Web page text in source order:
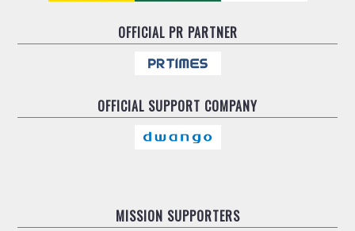
OFFICIALPR PARTNER
OFFICIAL SUPPORT COMPANY
MISSION SUPPORTERS